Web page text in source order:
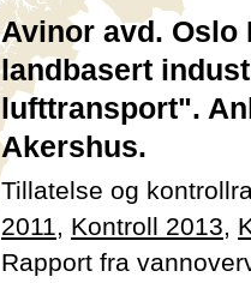
Avinor avd. Oslo
landbasert
lufttransport".
Akershus.
Tillatelse og
2011, Kontroll 2013,
Rapport fra